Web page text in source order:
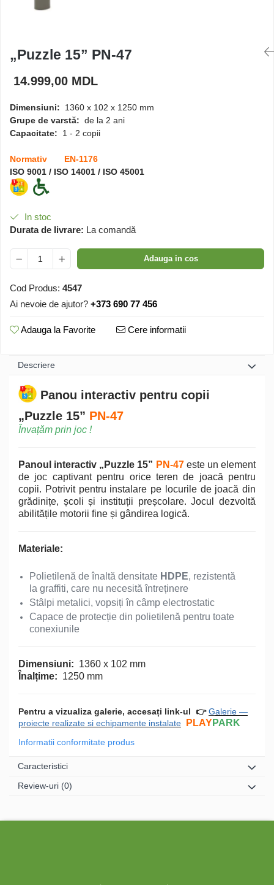
Mese și bănci pentru copii
Gardulețe
Echipamente pentru
grădinițe
„Puzzle 15” PN-47
14.999,00 MDL
Dimensiuni: 1360 х 102 x 1250 mm
Grupe de varstă: de la 2 ani
Capacitate: 1 - 2 copii
Normativ EN-1176
ISO 9001 / ISO 14001 / ISO 45001
In stoc
Durata de livrare: La comandă
Adauga in cos
Cod Produs: 4547
Ai nevoie de ajutor? +373 690 77 456
Adauga la Favorite Cere informatii
Descriere
Panou interactiv pentru copii
„Puzzle 15” PN-47
Învațăm prin joc !
Panoul interactiv „Puzzle 15” PN-47este un element
de joc captivant pentru orice teren de joacă pentru
copii. Potrivit pentru instalare pe locurile de joacă din
grădinițe, școli și instituții preșcolare. Jocul dezvoltă
abilitățile motorii fine și gândirea logică.
Materiale:
Polietilenă de înaltă densitate HDPE, rezistentă
la graffiti, care nu necesită întreținere
Stâlpi metalici, vopsiți în câmp electrostatic
Capace de protecție din polietilenă pentru toate
conexiunile
Dimensiuni: 1360 х 102 mm
Înalțime: 1250 mm
Pentru a vizualiza galerie, accesați link-ul 👉 Galerie —
proiecte realizate si echipamente instalate
PLAYPARK
Informatii conformitate produs
Caracteristici
Review-uri (0)